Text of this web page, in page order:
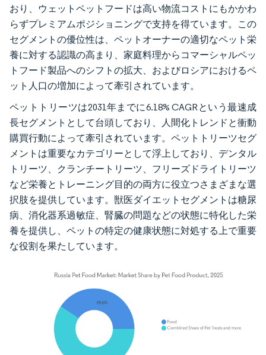
おり、ウェットペットフードは高い物流コストにもかかわ
らずプレミアムポジショニングで支持を得ています。この
セグメントの優位性は、ペットオーナーの適切なペット栄
養に対する認識の高まり、家庭料理からコマーシャルペッ
トフード製品へのシフトの拡大、およびロシアにおけるペ
ット人口の増加によって牽引されています。
ペットトリーツは2031年までに6.18% CAGRという最速成
長セグメントとして台頭しており、人間化トレンドと衝動
購買行動によって牽引されています。ペットトリーツセグ
メントは重要なカテゴリーとして浮上しており、デンタル
トリーツ、クランチートリーツ、フリーズドライトリーツ
など栄養とトレーニング目的の両方に役立つさまざまな選
択肢を提供しています。獣医ダイエットセグメントは糖尿
病、消化器系過敏症、腎臓の問題などの状態に特化した栄
養を提供し、ペットの特定の健康状態に対処する上で重要
な役割を果たしています。